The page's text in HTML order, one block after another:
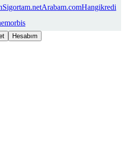
Sigortam.netArabam.comHangikredi
Hesabım